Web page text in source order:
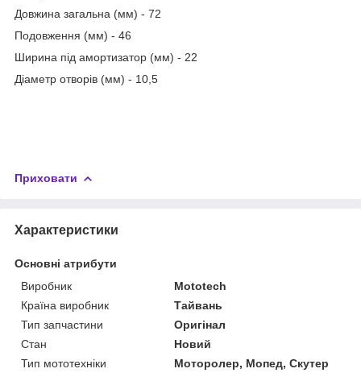
Довжина загальна (мм) - 72
Подовження (мм) - 46
Ширина під амортизатор (мм) - 22
Діаметр отворів (мм) - 10,5
Приховати
Характеристики
Основні атрибути
Виробник
Mototech
Країна виробник
Тайвань
Тип запчастини
Оригінал
Стан
Новий
Тип мототехніки
Моторолер, Мопед, Скутер